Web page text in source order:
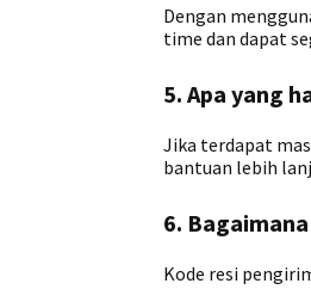
Dengan
time dan dapat
5. Apa yang
Jika terdapat
bantuan lebih
6.
Kode resi